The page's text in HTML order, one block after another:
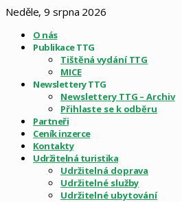
Neděle, 9 srpna 2026
O nás
Publikace TTG
Tištěná vydání TTG
MICE
Newslettery TTG
Newslettery TTG – Archiv
Přihlaste se k odběru
Partneři
Ceník inzerce
Kontakty
Udržitelná turistika
Udržitelná doprava
Udržitelné služby
Udržitelné ubytování